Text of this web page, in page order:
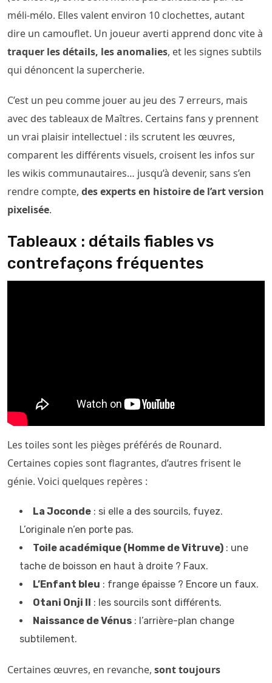
méli-mélo. Elles valent environ 10 clochettes, autant
dire un camouflet. Un joueur averti apprend donc vite à
traquer les détails, les anomalies, et les signes subtils
qui dénoncent la supercherie.
C’est un peu comme jouer au jeu des 7 erreurs, mais
avec des tableaux de Maîtres. Certains fans y prennent
un vrai plaisir intellectuel : ils scrutent les œuvres,
comparent les différents visuels, croisent les infos sur
les wikis communautaires… jusqu’à devenir, sans s’en
rendre compte, des experts en histoire de l’art version
pixelisée.
Tableaux : détails fiables vs
contrefaçons fréquentes
Les toiles sont les pièges préférés de Rounard.
Certaines copies sont flagrantes, d’autres frisent le
génie. Voici quelques repères :
La Joconde : si elle a des sourcils, fuyez.
L’originale n’en porte pas.
Toile académique (Homme de Vitruve) : une
tache de boisson en haut à droite ? Faux.
L’Enfant bleu : frange épaisse ? Encore un faux.
Otani Onji II : les sourcils sont différents.
Naissance de Vénus : l’arrière-plan change
subtilement.
Certaines œuvres, en revanche, sont toujours